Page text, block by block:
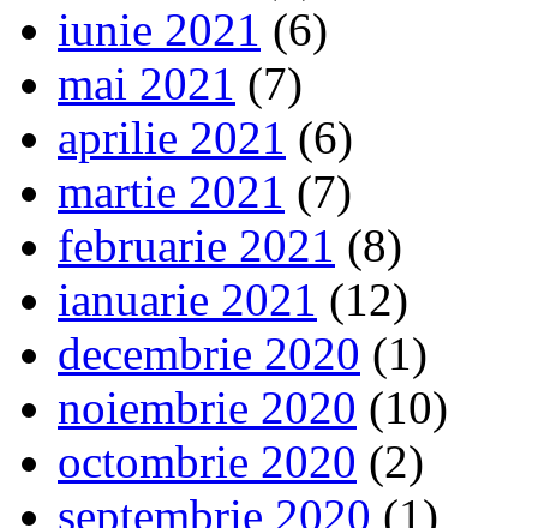
iunie 2021 (6)
mai 2021 (7)
aprilie 2021 (6)
martie 2021 (7)
februarie 2021 (8)
ianuarie 2021 (12)
decembrie 2020 (1)
noiembrie 2020 (10)
octombrie 2020 (2)
septembrie 2020 (1)